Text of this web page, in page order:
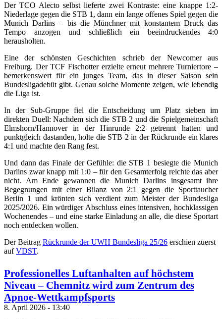
Der TCO Alecto selbst lieferte zwei Kontraste: eine knappe 1:2-
Niederlage gegen die STB 1, dann ein lange offenes Spiel gegen die
Munich Darlins – bis die Münchner mit konstantem Druck das
Tempo anzogen und schließlich ein beeindruckendes 4:0
herausholten.
Eine der schönsten Geschichten schrieb der Newcomer aus
Freiburg. Der TCF Fischotter erzielte erneut mehrere Turniertore –
bemerkenswert für ein junges Team, das in dieser Saison sein
Bundesligadebüt gibt. Genau solche Momente zeigen, wie lebendig
die Liga ist.
In der Sub-Gruppe fiel die Entscheidung um Platz sieben im
direkten Duell: Nachdem sich die STB 2 und die Spielgemeinschaft
Elmshorn/Hannover in der Hinrunde 2:2 getrennt hatten und
punktgleich dastanden, holte die STB 2 in der Rückrunde ein klares
4:1 und machte den Rang fest.
Und dann das Finale der Gefühle: die STB 1 besiegte die Munich
Darlins zwar knapp mit 1:0 – für den Gesamterfolg reichte das aber
nicht. Am Ende gewannen die Munich Darlins insgesamt ihre
Begegnungen mit einer Bilanz von 2:1 gegen die Sporttaucher
Berlin 1 und krönten sich verdient zum Meister der Bundesliga
2025/2026. Ein würdiger Abschluss eines intensiven, hochklassigen
Wochenendes – und eine starke Einladung an alle, die diese Sportart
noch entdecken wollen.
Der Beitrag Rückrunde der UWH Bundesliga 25/26 erschien zuerst
aufVDST.
Professionelles Luftanhalten auf höchstem
Niveau – Chemnitz wird zum Zentrum des
Apnoe-Wettkampfsports
8. April 2026 - 13:40